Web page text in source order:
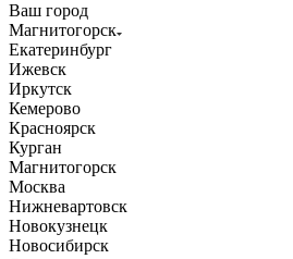
Ваш город
Магнитогорск
Екатеринбург
Ижевск
Иркутск
Кемерово
Красноярск
Курган
Магнитогорск
Москва
Нижневартовск
Новокузнецк
Новосибирск